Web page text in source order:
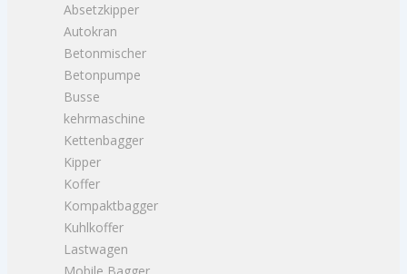
Absetzkipper
Autokran
Betonmischer
Betonpumpe
Busse
kehrmaschine
Kettenbagger
Kipper
Koffer
Kompaktbagger
Kuhlkoffer
Lastwagen